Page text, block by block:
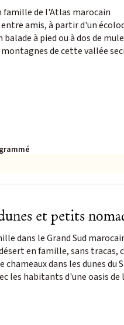
16
23
famille de l'Atlas marocain
amis, à partir d'un
à pied ou à dos de
de cette vallée
et petits
dans le Grand Sud
désert en famille, sans tracas,
chameaux dans les dunes du
les habitants d'une oasis